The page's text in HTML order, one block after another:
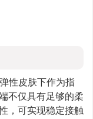
性皮肤下作为指
不仅具有足够的柔
，可实现稳定接触